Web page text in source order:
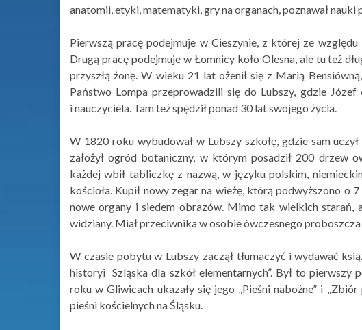
anatomii, etyki, matematyki, gry na organach, poznawał
Pierwszą pracę podejmuje w Cieszynie, z której ze
Drugą pracę podejmuje w Łomnicy koło Olesna, ale tu też
przyszłą żonę. W wieku 21 lat ożenił się z Marią
Państwo Lompa przeprowadzili się do Lubszy, gdzie
i nauczyciela. Tam też spędził ponad 30 lat swojego życia.
W 1820 roku wybudował w Lubszy szkołę, gdzie sam
założył ogród botaniczny, w którym posadził 200 drzew
każdej wbił tabliczkę z nazwą, w języku polskim,
kościoła. Kupił nowy zegar na wieżę, którą podwyższono o
nowe organy i siedem obrazów. Mimo tak wielkich starań,
widziany. Miał przeciwnika w osobie ówczesnego proboszcza
W czasie pobytu w Lubszy zaczął tłumaczyć i wydawać
historyi Szląska dla szkół elementarnych”. Był to
roku w Gliwicach ukazały się jego „Pieśni nabożne” i
pieśni kościelnych na Śląsku.